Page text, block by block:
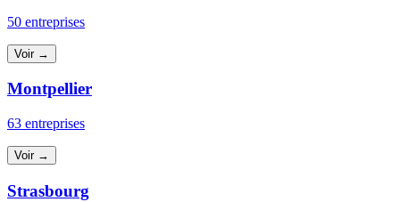
50 entreprises
Voir →
Montpellier
63 entreprises
Voir →
Strasbourg